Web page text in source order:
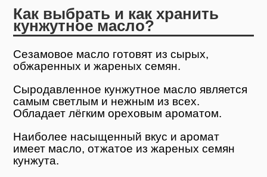
Как выбрать и как хранить
кунжутное масло?
Сезамовое масло готовят из сырых,
обжаренных и жареных семян.
Сыродавленное кунжутное масло является
самым светлым и нежным из всех.
Обладает лёгким ореховым ароматом.
Наиболее насыщенный вкус и аромат
имеет масло, отжатое из жареных семян
кунжута.